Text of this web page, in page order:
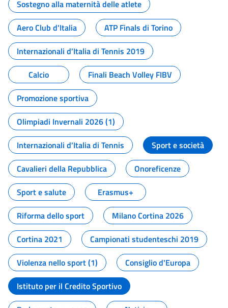
Sostegno alla maternità delle atlete
Aero Club d'Italia
ATP Finals di Torino
Internazionali d'Italia di Tennis 2019
Calcio
Finali Beach Volley FIBV
Promozione sportiva
Olimpiadi Invernali 2026 (1)
Internazionali d'Italia di Tennis
Sport e società
Cavalieri della Repubblica
Onoreficenze
Sport e salute
Erasmus+
Riforma dello sport
Milano Cortina 2026
Cortina 2021
Campionati studenteschi 2019
Violenza nello sport (1)
Consiglio d'Europa
Istituto per il Credito Sportivo